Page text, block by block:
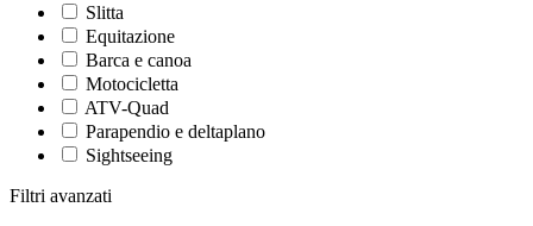
Slitta
Equitazione
Barca e canoa
Motocicletta
ATV-Quad
Parapendio e deltaplano
Sightseeing
Filtri avanzati